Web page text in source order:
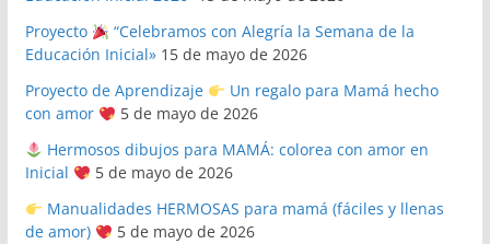
Proyecto
“Celebramos con Alegría la Semana de la
Educación Inicial» 15 de mayo de 2026
Proyecto de Aprendizaje
Un regalo para Mamá hecho
con amor
5 de mayo de 2026
Hermosos dibujos para MAMÁ: colorea con amor en
Inicial
5 de mayo de 2026
Manualidades HERMOSAS para mamá (fáciles y llenas
de amor)
5 de mayo de 2026